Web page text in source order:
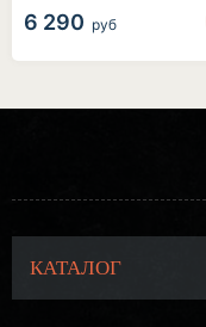
6 290 руб
КАТАЛОГ